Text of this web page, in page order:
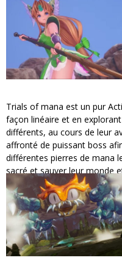
Trials of mana est un pur
façon linéaire et en
différents, au cours de leur
affronté de puissant boss
différentes pierres de mana
sacré et sauver leur monde